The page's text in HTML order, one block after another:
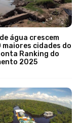
água crescem
maiores cidades do
Ranking do
2025